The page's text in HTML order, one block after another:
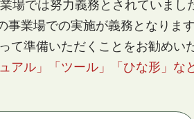
では努力義務とされていまし
業場での実施が義務となりま
て準備いただくことをお勧めい
アル」「ツール」「ひな形」な